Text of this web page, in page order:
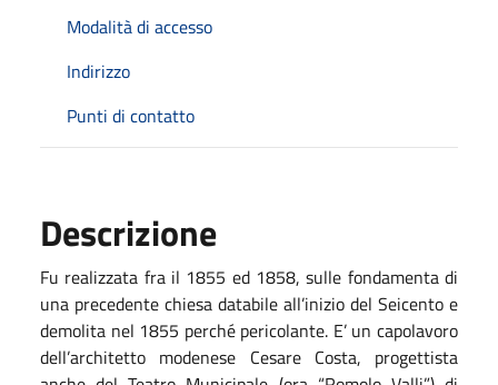
Modalità di accesso
Indirizzo
Punti di contatto
Descrizione
Fu realizzata fra il 1855 ed 1858, sulle fondamenta di
una precedente chiesa databile all’inizio del Seicento e
demolita nel 1855 perché pericolante. E’ un capolavoro
dell’architetto modenese Cesare Costa, progettista